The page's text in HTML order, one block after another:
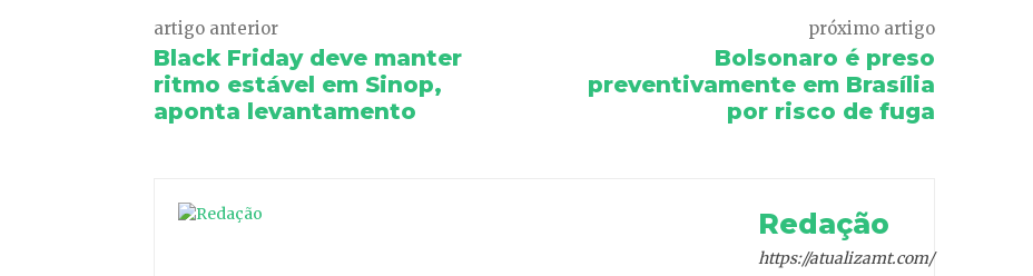
artigo anterior
Black Friday deve manter
ritmo estável em Sinop,
aponta levantamento
próximo artigo
Bolsonaro é preso
preventivamente em Brasília
por risco de fuga
Redação
https://atualizamt.com/